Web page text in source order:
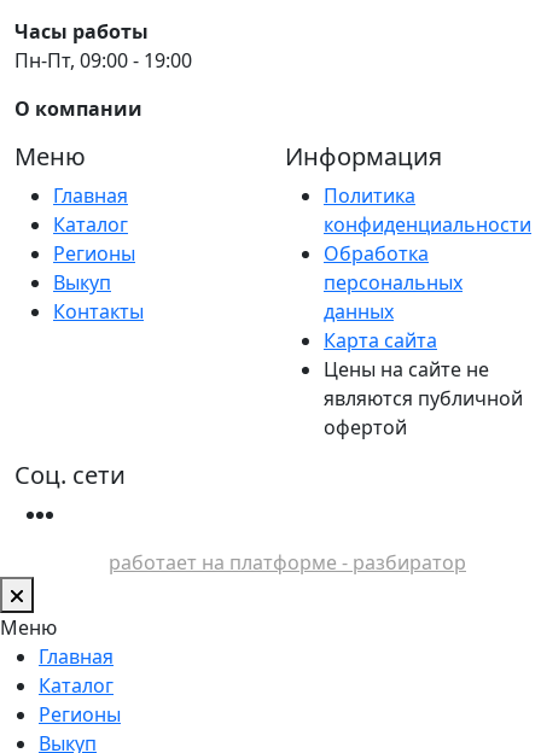
Часы работы
Пн-Пт, 09:00 - 19:00
О компании
Меню
Главная
Каталог
Регионы
Выкуп
Контакты
Информация
Политика
конфиденциальности
Обработка
персональных
данных
Карта сайта
Цены на сайте не
являются публичной
офертой
Соц. сети
работает на платформе - разбиратор
Меню
Главная
Каталог
Регионы
Выкуп